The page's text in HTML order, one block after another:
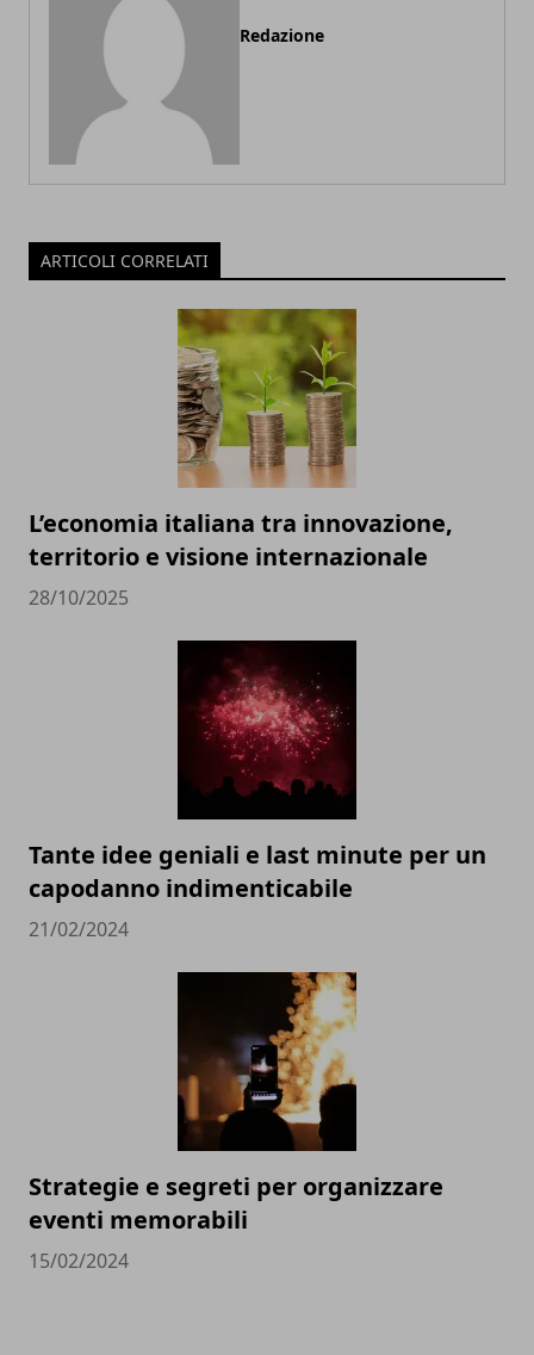
Redazione
ARTICOLI CORRELATI
L’economia italiana tra innovazione,
territorio e visione internazionale
28/10/2025
Tante idee geniali e last minute per un
capodanno indimenticabile
21/02/2024
Strategie e segreti per organizzare
eventi memorabili
15/02/2024